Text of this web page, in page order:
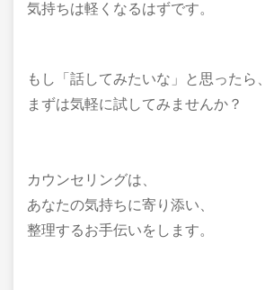
気持ちは軽くなるはずです。
もし「話してみたいな」と思ったら、
まずは気軽に試してみませんか？
カウンセリングは、
あなたの気持ちに寄り添い、
整理するお手伝いをします。